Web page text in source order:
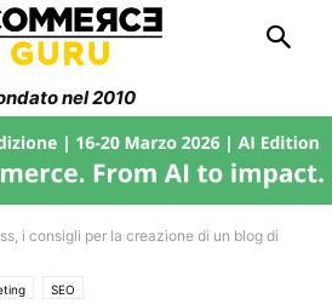
nel 2010
i consigli per la creazione di un blog di
SEO